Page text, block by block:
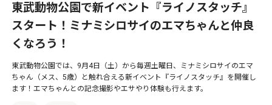
東武動物公園で新イベント『ライノスタッチ』
スタート！ミナミシロサイのエマちゃんと仲良
くなろう！
東武動物公園では、9月4日（土）から毎週土曜日、ミナミシロサイのエマ
ちゃん（メス、5歳）と触れ合える新イベント『ライノスタッチ』を開催し
ます！エマちゃんとの記念撮影やエサやり体験も行えます。